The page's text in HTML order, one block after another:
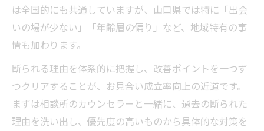
は全国的にも共通していますが、山口県では特に「出会
いの場が少ない」「年齢層の偏り」など、地域特有の事
情も加わります。
断られる理由を体系的に把握し、改善ポイントを一つず
つクリアすることが、お見合い成立率向上の近道です。
まずは相談所のカウンセラーと一緒に、過去の断られた
理由を洗い出し、優先度の高いものから具体的な対策を